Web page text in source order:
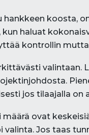
hankkeen koosta,
haluat
kontrollin
valintaan.
jos tilaajalla on
määrä ovat
Jos taas